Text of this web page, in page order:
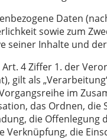
Daten
sowie zum
seiner Inhalte und
Art. 4 Ziffer 1. der
gilt als
im
das Ordnen, die
die Offenlegung
Verknüpfung, die